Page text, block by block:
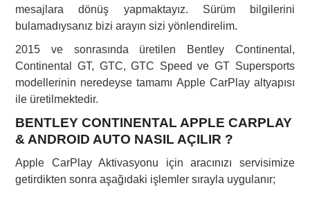
mesajlara dönüş yapmaktayız. Sürüm bilgilerini
bulamadıysanız bizi arayın sizi yönlendirelim.
2015 ve sonrasında üretilen Bentley Continental,
Continental GT, GTC, GTC Speed ve GT Supersports
modellerinin neredeyse tamamı Apple CarPlay altyapısı
ile üretilmektedir.
BENTLEY CONTINENTAL APPLE CARPLAY
& ANDROID AUTO NASIL AÇILIR ?
Apple CarPlay Aktivasyonu için aracınızı servisimize
getirdikten sonra aşağıdaki işlemler sırayla uygulanır;